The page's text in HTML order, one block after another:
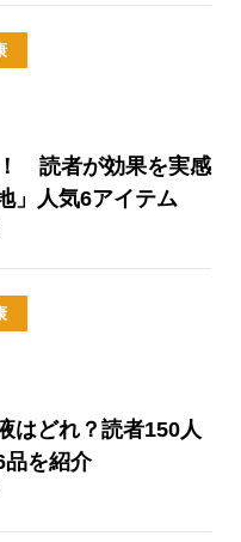
読者が効果を実感
」人気6アイテム
はどれ？読者150人
品を紹介